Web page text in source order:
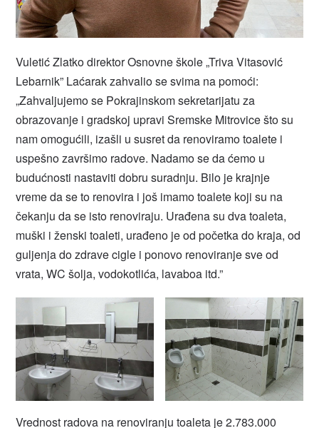
Vuletić Zlatko direktor Osnovne škole „Triva Vitasović
Lebarnik” Laćarak zahvalio se svima na pomoći:
„Zahvaljujemo se Pokrajinskom sekretarijatu za
obrazovanje i gradskoj upravi Sremske Mitrovice što su
nam omogućili, izašli u susret da renoviramo toalete i
uspešno završimo radove. Nadamo se da ćemo u
budućnosti nastaviti dobru suradnju. Bilo je krajnje
vreme da se to renovira i još imamo toalete koji su na
čekanju da se isto renoviraju. Urađena su dva toaleta,
muški i ženski toaleti, urađeno je od početka do kraja, od
guljenja do zdrave cigle i ponovo renoviranje sve od
vrata, WC šolja, vodokotlića, lavaboa itd.”
Vrednost radova na renoviranju toaleta je 2.783.000